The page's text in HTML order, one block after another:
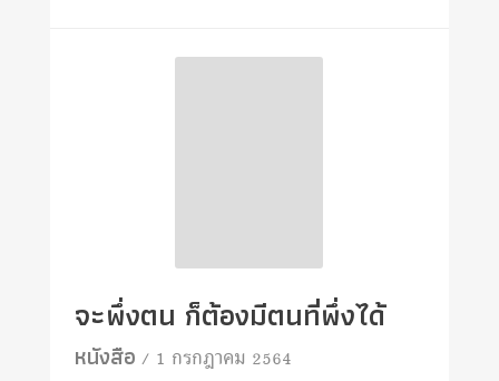
จะพึ่งตน ก็ต้องมีตนที่พึ่งได้
หนังสือ/ 1 กรกฎาคม 2564